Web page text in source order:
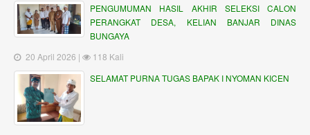
PENGUMUMAN HASIL AKHIR SELEKSI CALON
PERANGKAT DESA, KELIAN BANJAR DINAS
BUNGAYA
20 April 2026 |
118 Kali
SELAMAT PURNA TUGAS BAPAK I NYOMAN KICEN